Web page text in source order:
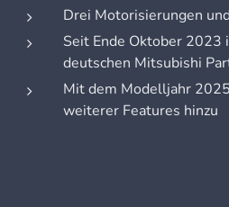
Drei Motorisierungen
Seit Ende Oktober 2023
deutschen Mitsubishi
Mit dem Modelljahr
weiterer Features hinzu